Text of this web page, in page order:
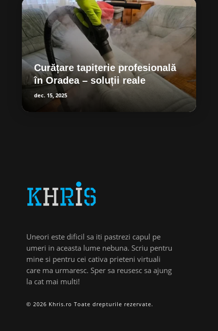
Curățare tapițerie profesională
în Oradea – soluții reale
dec. 15, 2025
Uneori este dificil sa iti pastrezi capul pe
umeri in aceasta lume nebuna. Scriu pentru
mine si pentru cei cativa prieteni virtuali
care ma urmaresc. Sper sa reusesc sa ajung
la cat mai multi!
© 2026 Khris.ro Toate drepturile rezervate.